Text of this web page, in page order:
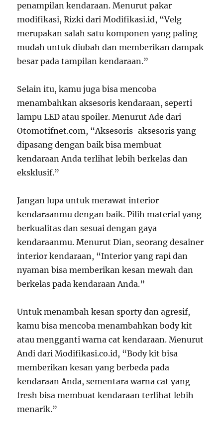
penampilan kendaraan. Menurut pakar
modifikasi, Rizki dari Modifikasi.id, “Velg
merupakan salah satu komponen yang paling
mudah untuk diubah dan memberikan dampak
besar pada tampilan kendaraan.”
Selain itu, kamu juga bisa mencoba
menambahkan aksesoris kendaraan, seperti
lampu LED atau spoiler. Menurut Ade dari
Otomotifnet.com, “Aksesoris-aksesoris yang
dipasang dengan baik bisa membuat
kendaraan Anda terlihat lebih berkelas dan
eksklusif.”
Jangan lupa untuk merawat interior
kendaraanmu dengan baik. Pilih material yang
berkualitas dan sesuai dengan gaya
kendaraanmu. Menurut Dian, seorang desainer
interior kendaraan, “Interior yang rapi dan
nyaman bisa memberikan kesan mewah dan
berkelas pada kendaraan Anda.”
Untuk menambah kesan sporty dan agresif,
kamu bisa mencoba menambahkan body kit
atau mengganti warna cat kendaraan. Menurut
Andi dari Modifikasi.co.id, “Body kit bisa
memberikan kesan yang berbeda pada
kendaraan Anda, sementara warna cat yang
fresh bisa membuat kendaraan terlihat lebih
menarik.”